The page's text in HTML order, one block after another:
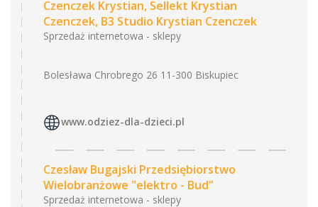
Czenczek Krystian, Sellekt Krystian
Czenczek, B3 Studio Krystian Czenczek
Sprzedaż internetowa - sklepy
Bolesława Chrobrego 26 11-300 Biskupiec
www.odziez-dla-dzieci.pl
Czesław Bugajski Przedsiębiorstwo
Wielobranżowe "elektro - Bud"
Sprzedaż internetowa - sklepy